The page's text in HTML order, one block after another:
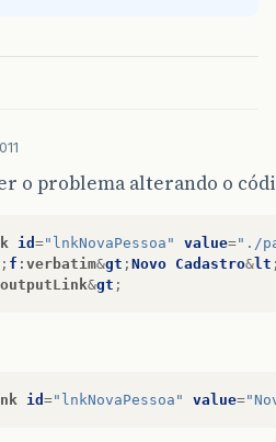
o problema alterando o
id ="lnkNovaPessoa" value="./
; f : verbatim&gt ; Novo Cadastro&lt
outputLink&gt ;
id ="lnkNovaPessoa" value=